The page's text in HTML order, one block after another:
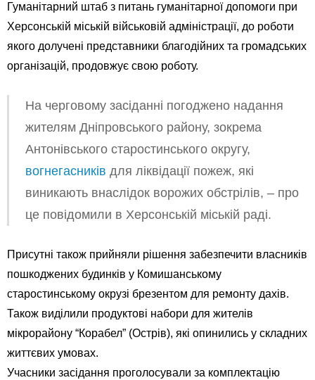
Гуманітарний штаб з питань гуманітарної допомоги при
Херсонській міській військовій адміністрації, до роботи
якого долучені представники благодійних та громадських
організацій, продовжує свою роботу.
На черговому засіданні погоджено надання
жителям Дніпровського району, зокрема
Антонівського старостинського округу,
вогнегасників для ліквідації пожеж, які
виникають внаслідок ворожих обстрілів, – про
це повідомили в Херсонській міській раді.
Присутні також прийняли рішення забезпечити власників
пошкоджених будинків у Комишанському
старостинському окрузі брезентом для ремонту дахів.
Також виділили продуктові набори для жителів
мікрорайону “Корабел” (Острів), які опинились у складних
життєвих умовах.
Учасники засідання проголосували за комплектацію